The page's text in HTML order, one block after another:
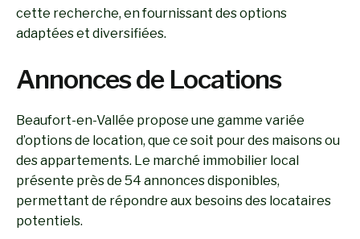
cette recherche, en fournissant des options
adaptées et diversifiées.
Annonces de Locations
Beaufort-en-Vallée propose une gamme variée
d’options de location, que ce soit pour des maisons ou
des appartements. Le marché immobilier local
présente près de 54 annonces disponibles,
permettant de répondre aux besoins des locataires
potentiels.